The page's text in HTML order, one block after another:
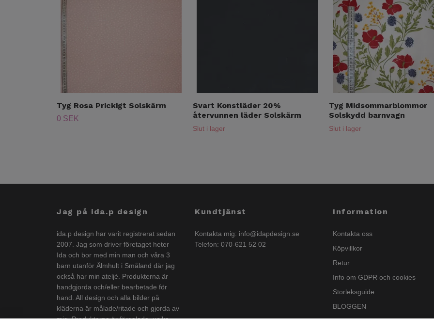
Tyg Rosa Prickigt Solskärm
0 SEK
Svart Konstläder 20%
återvunnen läder Solskärm
Slut i lager
Tyg Midsommarblommor
Solskydd barnvagn
Slut i lager
Jag på ida.p design
ida.p design har varit registrerat sedan
2007. Jag som driver företaget heter
Ida och bor med min man och våra 3
barn utanför Älmhult i Småland där jag
också har min ateljé. Produkterna är
handgjorda och/eller bearbetade för
hand. All design och alla bilder på
kläderna är målade/ritade och gjorda av
mig. Produkterna är färgglada, unika
Kundtjänst
Kontakta mig: info@idapdesign.se
Telefon: 070-621 52 02
Information
Kontakta oss
Köpvillkor
Retur
Info om GDPR och cookies
Storleksguide
BLOGGEN
Nyhetsbrev